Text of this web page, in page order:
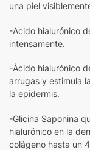
una piel
-Acido hialurónico
intensamente.
-Ácido hialurónico
arrugas y estimula
la epidermis.
-Glicina Saponina
hialurónico en la
colágeno hasta un